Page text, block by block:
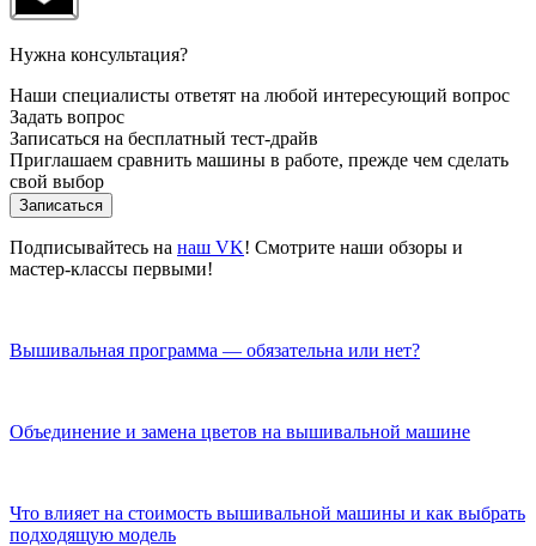
Нужна консультация?
Наши специалисты ответят на любой интересующий вопрос
Задать вопрос
Записаться на бесплатный тест-драйв
Приглашаем сравнить машины в работе, прежде чем сделать
свой выбор
Записаться
Подписывайтесь на наш VK! Смотрите наши обзоры и
мастер-классы первыми!
Вышивальная программа — обязательна или нет?
Объединение и замена цветов на вышивальной машине
Что влияет на стоимость вышивальной машины и как выбрать
подходящую модель